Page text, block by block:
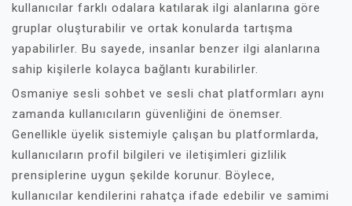
kullanıcılar farklı odalara katılarak ilgi alanlarına göre
gruplar oluşturabilir ve ortak konularda tartışma
yapabilirler. Bu sayede, insanlar benzer ilgi alanlarına
sahip kişilerle kolayca bağlantı kurabilirler.
Osmaniye sesli sohbet ve sesli chat platformları aynı
zamanda kullanıcıların güvenliğini de önemser.
Genellikle üyelik sistemiyle çalışan bu platformlarda,
kullanıcıların profil bilgileri ve iletişimleri gizlilik
prensiplerine uygun şekilde korunur. Böylece,
kullanıcılar kendilerini rahatça ifade edebilir ve samimi